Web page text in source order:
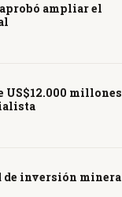
ampliar el
US$12.000 millones
de inversión minera